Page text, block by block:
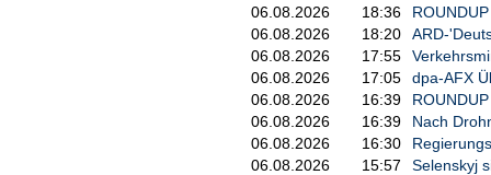
06.08.2026
18:36
06.08.2026
18:20
ARD-
06.08.2026
17:55
06.08.2026
17:05
dpa-AFX
06.08.2026
16:39
06.08.2026
16:39
Nach
06.08.2026
16:30
06.08.2026
15:57
Selenskyj